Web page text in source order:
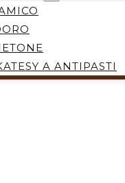
A ANTIPASTI